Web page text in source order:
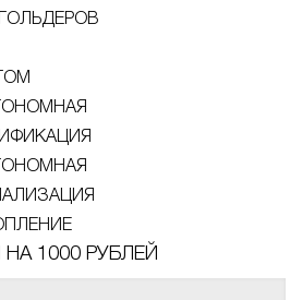
1000 РУБЛЕЙ